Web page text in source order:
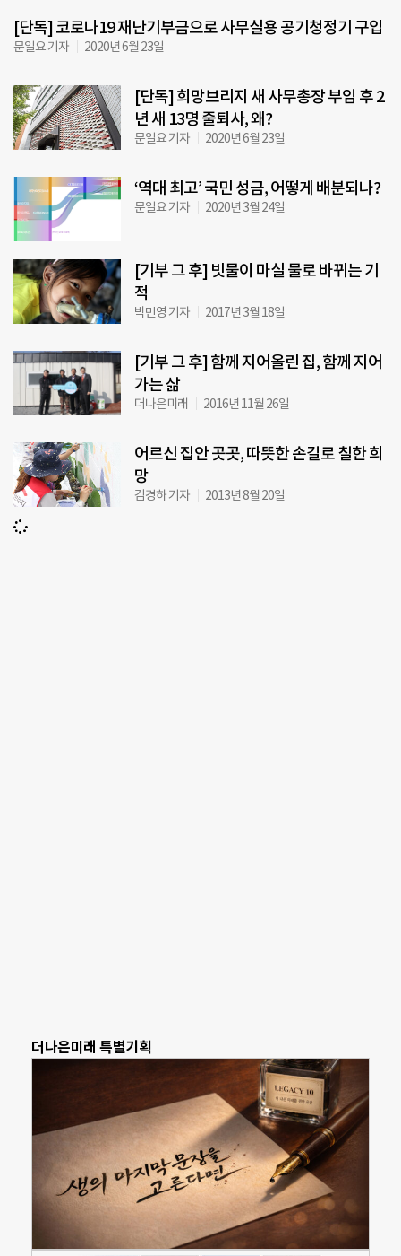
[단독] 코로나19 재난기부금으로 사무실용 공기청정기 구입
문일요 기자 2020년 6월 23일
[단독] 희망브리지 새 사무총장 부임 후 2
년 새 13명 줄퇴사, 왜?
문일요 기자 2020년 6월 23일
‘역대 최고’ 국민 성금, 어떻게 배분되나?
문일요 기자 2020년 3월 24일
[기부 그 후] 빗물이 마실 물로 바뀌는 기
적
박민영 기자 2017년 3월 18일
[기부 그 후] 함께 지어올린 집, 함께 지어
가는 삶
더나은미래 2016년 11월 26일
어르신 집안 곳곳, 따뜻한 손길로 칠한 희
망
김경하 기자 2013년 8월 20일
더나은미래 특별기획